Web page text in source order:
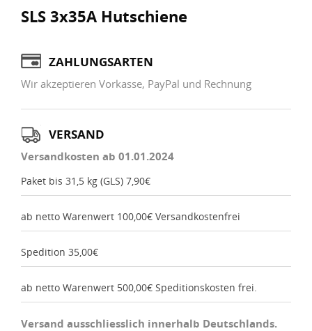
SLS 3x35A Hutschiene
ZAHLUNGSARTEN
Wir akzeptieren Vorkasse, PayPal und Rechnung
VERSAND
Versandkosten ab 01.01.2024
Paket bis 31,5 kg (GLS) 7,90€
ab netto Warenwert 100,00€ Versandkostenfrei
Spedition 35,00€
ab netto Warenwert 500,00€ Speditionskosten frei.
Versand ausschliesslich innerhalb Deutschlands.